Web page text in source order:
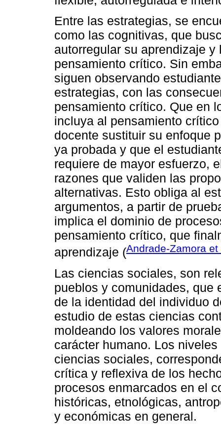
Entre las estrategias, se
como las cognitivas, que
autorregular su aprendizaje
pensamiento crítico. Sin
siguen observando
estrategias, con las
pensamiento crítico. Que en
incluya al pensamiento
docente sustituir su enfoque
ya probada y que el
requiere de mayor esfuerzo,
razones que validen las
alternativas. Esto obliga al
argumentos, a partir de
implica el dominio de
pensamiento crítico, que
aprendizaje (Andrade-Zamora
Las ciencias sociales, son
pueblos y comunidades, que
de la identidad del individuo
estudio de estas ciencias
moldeando los valores
carácter humano. Los
ciencias sociales,
crítica y reflexiva de los
procesos enmarcados en el
históricas, etnológicas,
y económicas en general.